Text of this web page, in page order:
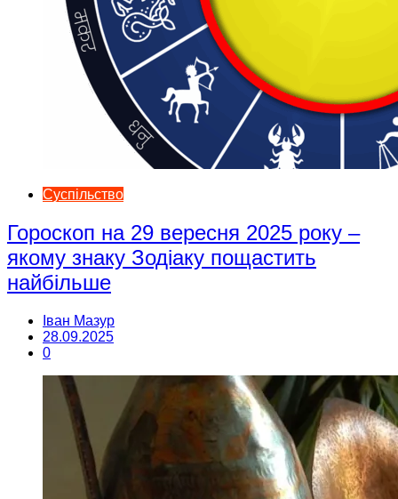
Суспільство
Гороскоп на 29 вересня 2025 року –
якому знаку Зодіаку пощастить
найбільше
Іван Мазур
28.09.2025
0